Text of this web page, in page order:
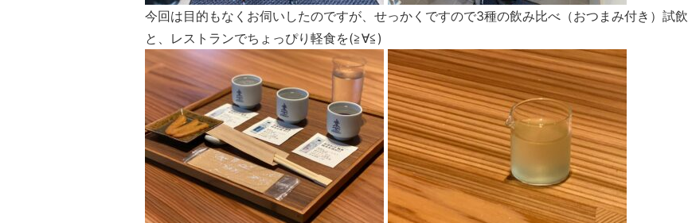
今回は目的もなくお伺いしたのですが、せっかくですので3種の飲み比べ（おつまみ付き）試飲
と、レストランでちょっぴり軽食を(≧∀≦)